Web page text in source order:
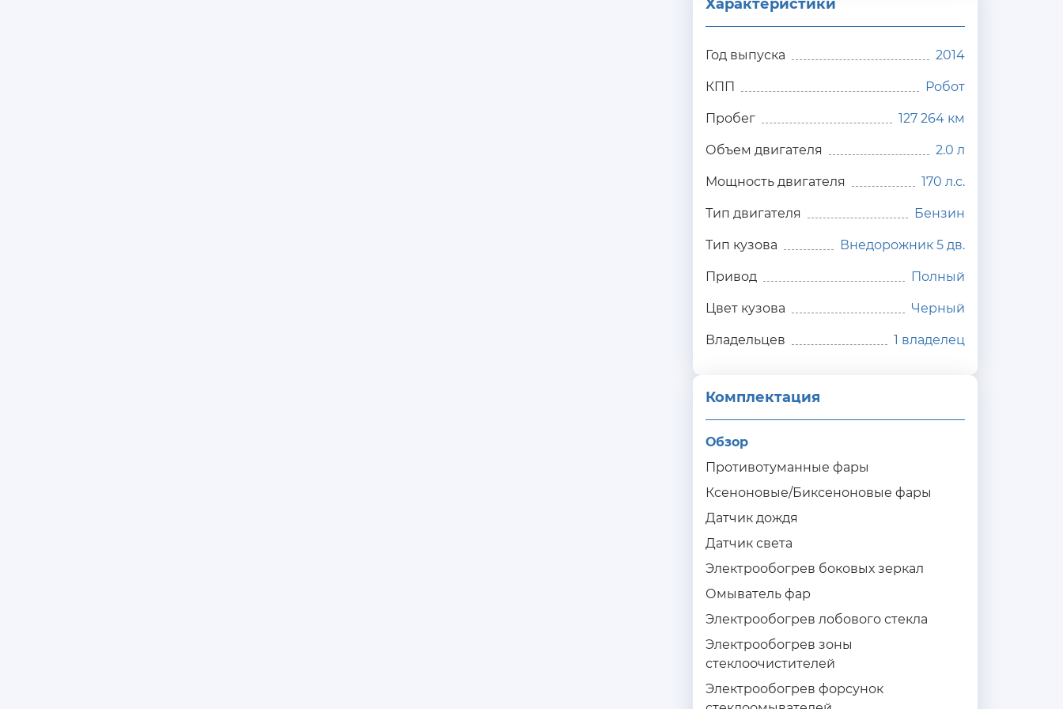
Характеристики
Год выпуска 2014
КПП Робот
Пробег 127 264 км
Объем двигателя 2.0 л
Мощность двигателя 170 л.с.
Тип двигателя Бензин
Тип кузова Внедорожник 5 дв.
Привод Полный
Цвет кузова Черный
Владельцев 1 владелец
Комплектация
Обзор
Противотуманные фары
Ксеноновые/Биксеноновые фары
Датчик дождя
Датчик света
Электрообогрев боковых зеркал
Омыватель фар
Электрообогрев лобового стекла
Электрообогрев зоны
стеклоочистителей
Электрообогрев форсунок